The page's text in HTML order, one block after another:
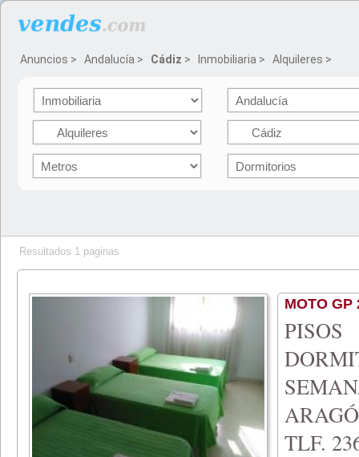
Anuncios > Andalucía > Cádiz > Inmobiliaria > Alquileres >
Resultados 1 paginas
MOTO GP
TLF.